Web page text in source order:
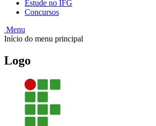
Estude no IFG
Concursos
Menu
Início do menu principal
Logo